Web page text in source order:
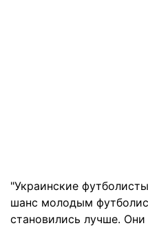
"Украинские
шанс молодым
становились лучше.